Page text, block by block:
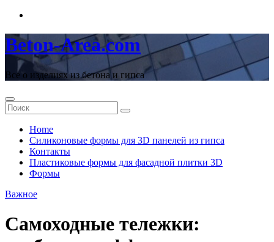
Перейти
содержимому
Beton-Area.com
Все о изделиях из бетона и гипса
Home
Cиликоновые формы для 3D панелей из гипса
Контакты
Пластиковые формы для фасадной плитки 3D
Формы
Важное
Самоходные тележки: